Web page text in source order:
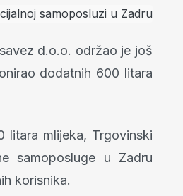
d.o.o. održao je još
dodatnih 600 litara
litara mlijeka, Trgovinski
samoposluge u Zadru
korisnika.